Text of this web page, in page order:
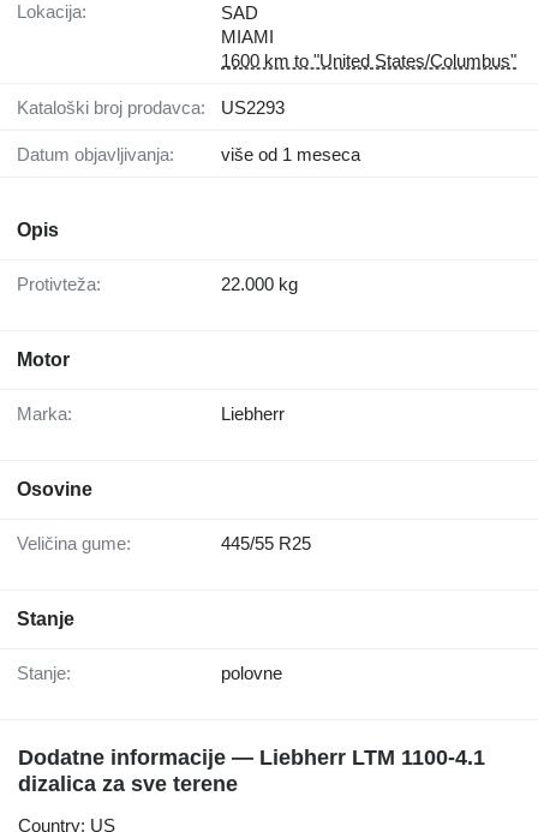
Lokacija:
SAD
MIAMI
1600 km to "United States/Columbus"
Kataloški broj prodavca: US2293
Datum objavljivanja: više od 1 meseca
Opis
Protivteža: 22.000 kg
Motor
Marka: Liebherr
Osovine
Veličina gume: 445/55 R25
Stanje
Stanje: polovne
Dodatne informacije — Liebherr LTM 1100-4.1
dizalica za sve terene
Country: US